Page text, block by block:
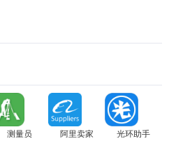
测量员 阿里卖家 光环助手